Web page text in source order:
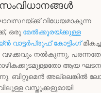
വിധേയമാകുന്ന
ഒരു മേൽക്കൂരയ്ക്കുള്ള
വാട്ടർപ്രൂഫ് കോട്ടിംഗ്
വഴക്കവും നൽകുന്നു,
ആയ
ബിറ്റുമെൻ അല്ലെങ്കിൽ
വസ്തുക്കളുമായി